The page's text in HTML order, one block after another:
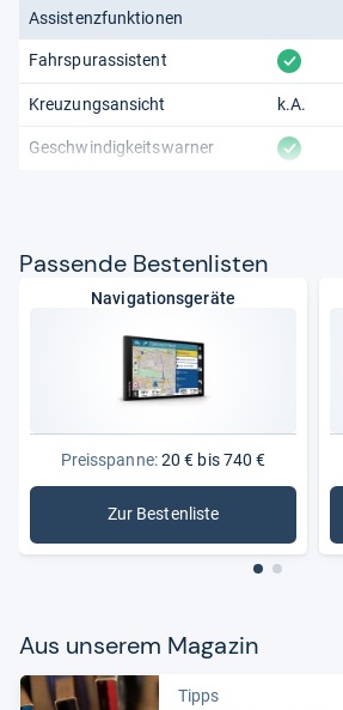
Assistenzfunktionen
Fahrspurassistent vorhanden
Kreuzungsansicht k.A.
Geschwindigkeitswarner vorhanden
Pas­sende Bes­ten­lis­ten
Navigationsgeräte
Preisspanne:20 € bis 740 €
Zur Bestenliste: Navigationsgeräte
Aus unse­rem Maga­zin
Tipps